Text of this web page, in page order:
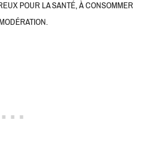
POUR LA SANTÉ, À CONSOMMER